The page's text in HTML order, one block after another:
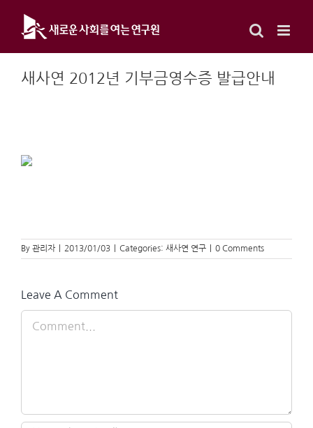
content
새사연 2012년 기부금영수증 발급안내
By 관리자 2013/01/03 Categories: 새사연 연구 0 Comments
Leave A Comment